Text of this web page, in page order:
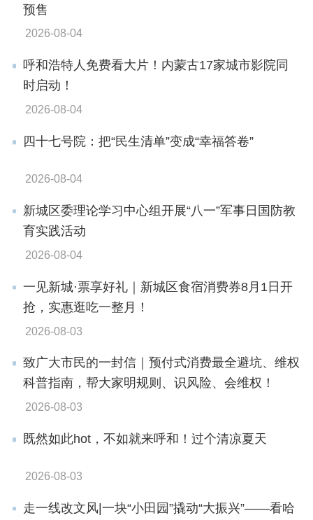
预售
2026-08-04
呼和浩特人免费看大片！内蒙古17家城市影院同
时启动！
2026-08-04
四十七号院：把“民生清单”变成“幸福答卷”
2026-08-04
新城区委理论学习中心组开展“八一”军事日国防教
育实践活动
2026-08-04
一见新城·票享好礼｜新城区食宿消费券8月1日开
抢，实惠逛吃一整月！
2026-08-03
致广大市民的一封信｜预付式消费最全避坑、维权
科普指南，帮大家明规则、识风险、会维权！
2026-08-03
既然如此hot，不如就来呼和！过个清凉夏天
2026-08-03
走一线改文风|一块“小田园”撬动“大振兴”——看哈